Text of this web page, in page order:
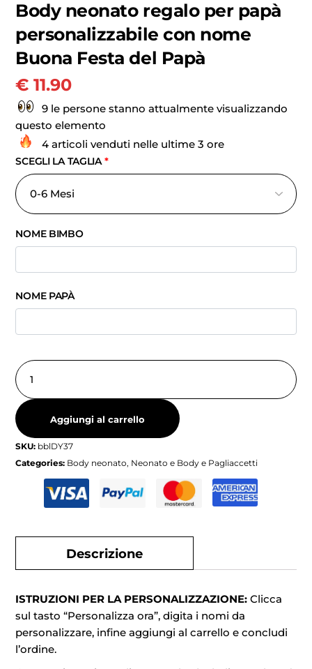
Body neonato regalo per papà
personalizzabile con nome
Buona Festa del Papà
€ 11.90
9 le persone stanno attualmente visualizzando
questo elemento
4 articoli venduti nelle ultime 3 ore
SCEGLI LA TAGLIA*
NOME BIMBO
NOME PAPÀ
Aggiungi al carrello
SKU: bblDY37
Categories: Body neonato, Neonato e Body e Pagliaccetti
Descrizione
ISTRUZIONI PER LA PERSONALIZZAZIONE: Clicca
sul tasto “Personalizza ora”, digita i nomi da
personalizzare, infine aggiungi al carrello e concludi
l’ordine.